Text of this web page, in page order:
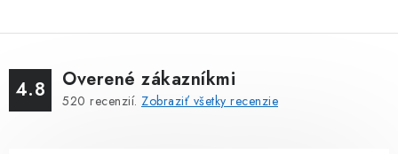
4.8 Overené zákazníkmi
520 recenzií. Zobraziť všetky recenzie